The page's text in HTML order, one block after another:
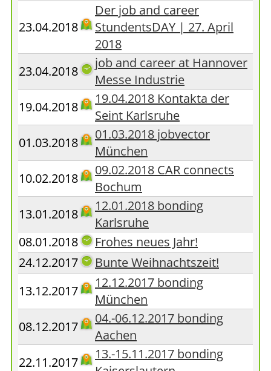
23.04.2018
Der job and career
StundentsDAY | 27. April
2018
23.04.2018
job and career at Hannover
Messe Industrie
19.04.2018
19.04.2018 Kontakta der
Seint Karlsruhe
01.03.2018
01.03.2018 jobvector
München
10.02.2018
09.02.2018 CAR connects
Bochum
13.01.2018
12.01.2018 bonding
Karlsruhe
08.01.2018
Frohes neues Jahr!
24.12.2017
Bunte Weihnachtszeit!
13.12.2017
12.12.2017 bonding
München
08.12.2017
04.-06.12.2017 bonding
Aachen
22.11.2017
13.-15.11.2017 bonding